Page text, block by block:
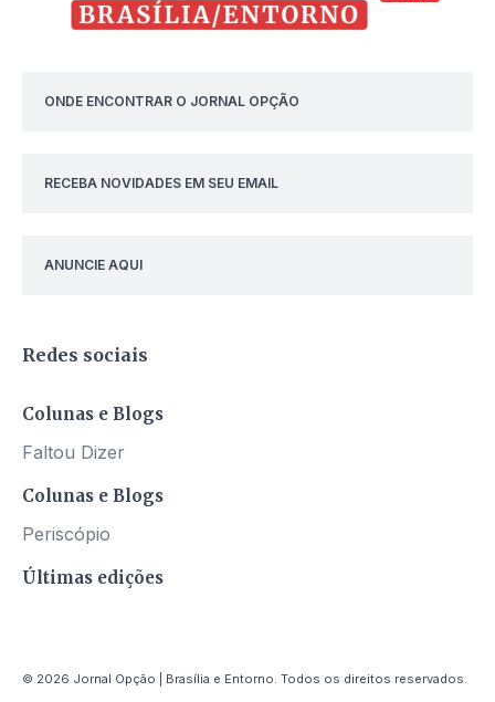
ONDE ENCONTRAR O JORNAL OPÇÃO
RECEBA NOVIDADES EM SEU EMAIL
ANUNCIE AQUI
Redes sociais
Colunas e Blogs
Faltou Dizer
Colunas e Blogs
Periscópio
Últimas edições
© 2026 Jornal Opção | Brasília e Entorno. Todos os direitos reservados.